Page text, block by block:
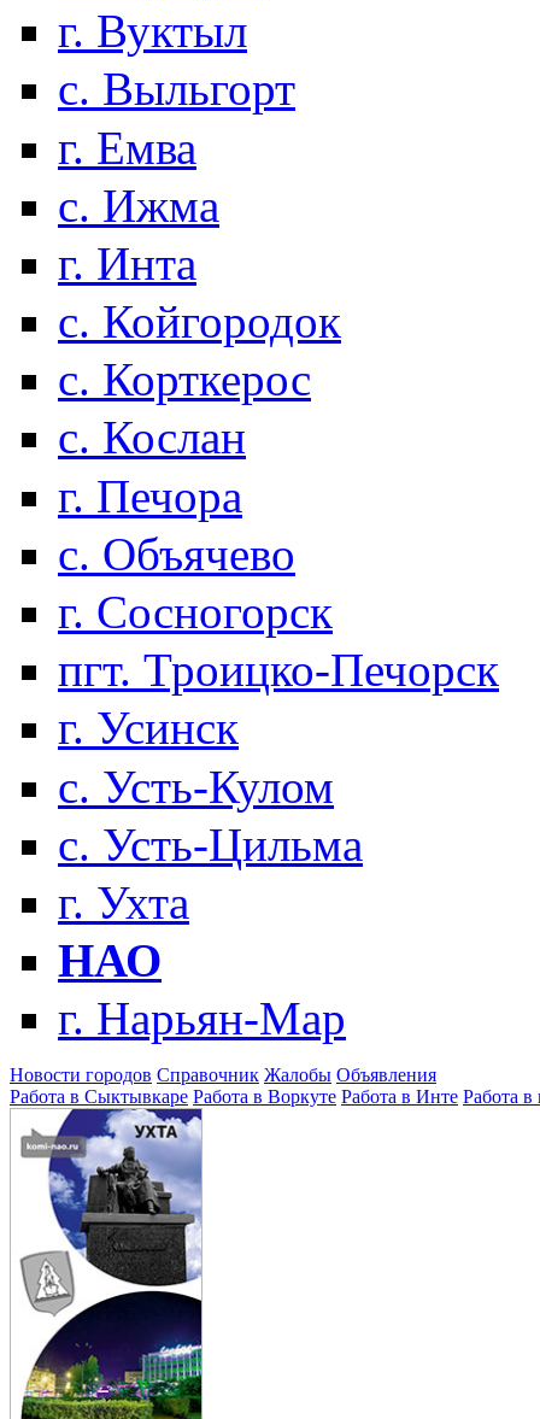
г. Вуктыл
с. Выльгорт
г. Емва
с. Ижма
г. Инта
с. Койгородок
с. Корткерос
с. Кослан
г. Печора
с. Объячево
г. Сосногорск
пгт. Троицко-Печорск
г. Усинск
с. Усть-Кулом
с. Усть-Цильма
г. Ухта
НАО
г. Нарьян-Мар
Новости городов Справочник Жалобы Объявления
Работа в Сыктывкаре Работа в Воркуте Работа в Инте Работа в